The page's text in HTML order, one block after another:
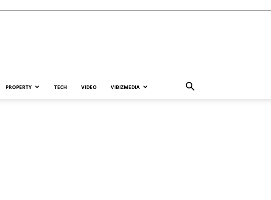
PROPERTY TECH VIDEO VIBIZMEDIA